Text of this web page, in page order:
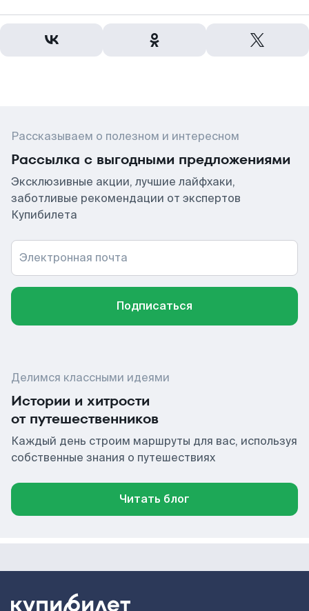
Рассказываем о полезном и интересном
Рассылка с выгодными предложениями
Эксклюзивные акции, лучшие лайфхаки,
заботливые рекомендации от экспертов
Купибилета
Электронная почта
Подписаться
Делимся классными идеями
Истории и хитрости
от путешественников
Каждый день строим маршруты для вас, используя
собственные знания о путешествиях
Читать блог